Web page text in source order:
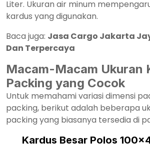
Liter. Ukuran air minum
kardus yang digunakan.
Baca juga: Jasa Cargo Jakarta
Dan Terpercaya
Macam-Macam Ukuran
Packing yang Cocok
Untuk memahami variasi dimensi
packing, berikut adalah beberapa
packing yang biasanya tersedia di
Kardus Besar Polos